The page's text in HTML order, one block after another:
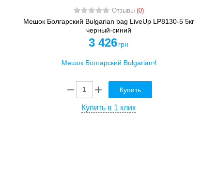
Отзывы (0)
Мешок Болгарский Bulgarian bag LiveUp LP8130-5 5кг
черный-синий
3 426 грн
Купить
Купить в 1 клик